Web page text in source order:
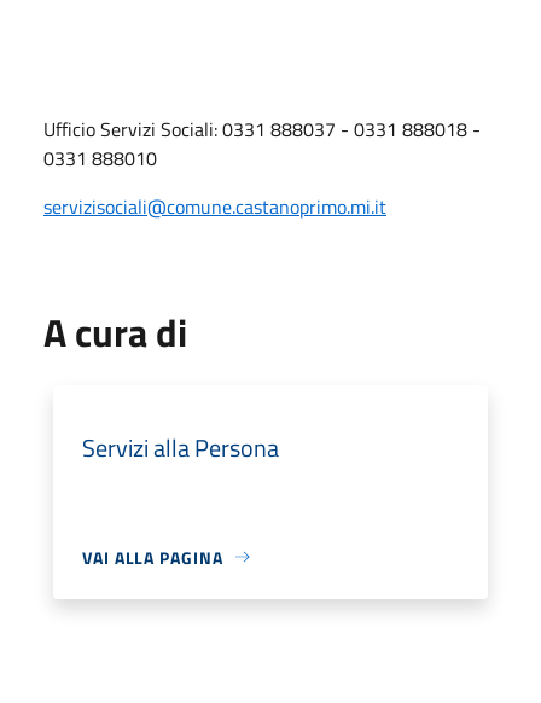
Ufficio Servizi Sociali: 0331 888037 - 0331 888018 -
0331 888010
servizisociali@comune.castanoprimo.mi.it
A cura di
Servizi alla Persona
VAI ALLA PAGINA